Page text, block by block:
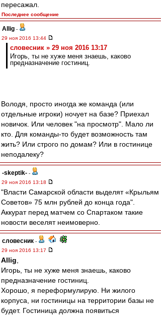
пересажал.
Последнее сообщение
Allig -
29 ноя 2016 13:44
словесник » 29 ноя 2016 13:17
Игорь, ты не хуже меня знаешь, каково
предназначение гостиниц.
Володя, просто иногда же команда (или
отдельные игроки) ночует на базе? Приехал
новичок. Или человек "на просмотр". Мало ли
кто. Для команды-то будет возможность там
жить? Или строго по домам? Или в гостинице
неподалеку?
-skeptik- -
29 ноя 2016 13:18
"Власти Самарской области выделят «Крыльям
Советов» 75 млн рублей до конца года".
Аккурат перед матчем со Спартаком такие
новости веселят неимоверно.
словесник -
29 ноя 2016 13:17
Allig
Игорь, ты не хуже меня знаешь, каково
предназначение гостиниц.
Хорошо, я переформулирую. Ни жилого
корпуса, ни гостиницы на территории базы не
будет. Гостиница должна появиться